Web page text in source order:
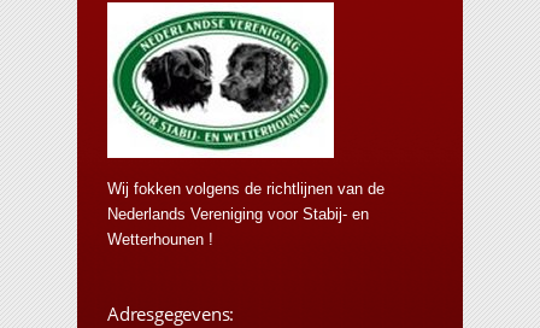
Wij fokken volgens de richtlijnen van de
Nederlands Vereniging voor Stabij- en
Wetterhounen !
Adresgegevens: